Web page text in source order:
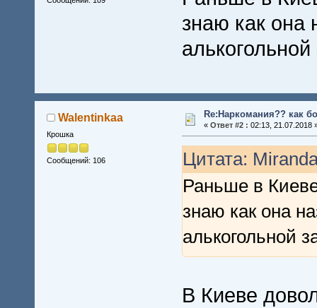
знаю как она
Walentinkaa
Крошка
Сообщений: 106
Re:Наркомания?? как
« Ответ #2 : 02:13, 21.07.2018
Цитата:
Раньше в
знаю как она
алькогольной
В Киеве